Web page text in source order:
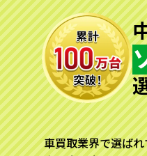
車買取業界で選ば